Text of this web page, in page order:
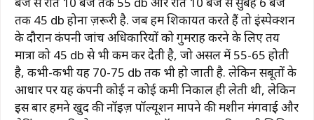
तक 45 db होना ज़रूरी है. जब हम शिकायत करते हैं तो इंस्पेक्शन
के दौरान कंपनी जांच अधिकारियों को गुमराह करने के लिए तय
मात्रा को 45 db से भी कम कर देती है, जो असल में 55-65 होती
है, कभी-कभी यह 70-75 db तक भी हो जाती है. लेकिन सबूतों के
आधार पर यह कंपनी कोई न कोई कमी निकाल ही लेती थी, लेकिन
इस बार हमने खुद की नॉइज़ पॉल्यूशन मापने की मशीन मंगवाई और